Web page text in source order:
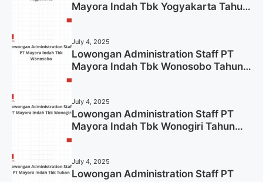
Mayora Indah Tbk Yogyakarta Tahun
July 4, 2025
Lowongan Administration Staff PT
Mayora Indah Tbk Wonosobo Tahun
July 4, 2025
Lowongan Administration Staff PT
Mayora Indah Tbk Wonogiri Tahun
July 4, 2025
Lowongan Administration Staff PT